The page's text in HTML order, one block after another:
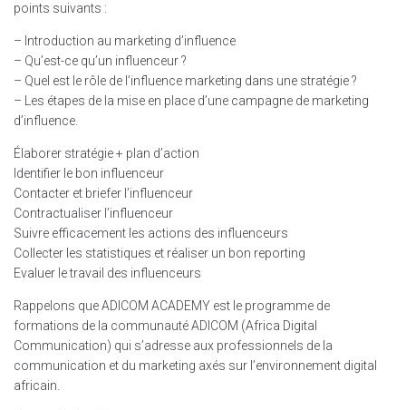
points suivants :
– Introduction au marketing d’influence
– Qu’est-ce qu’un influenceur ?
– Quel est le rôle de l’influence marketing dans une stratégie ?
– Les étapes de la mise en place d’une campagne de marketing
d’influence.
Élaborer stratégie + plan d’action
Identifier le bon influenceur
Contacter et briefer l’influenceur
Contractualiser l’influenceur
Suivre efficacement les actions des influenceurs
Collecter les statistiques et réaliser un bon reporting
Evaluer le travail des influenceurs
Rappelons que ADICOM ACADEMY est le programme de
formations de la communauté ADICOM (Africa Digital
Communication) qui s’adresse aux professionnels de la
communication et du marketing axés sur l’environnement digital
africain.